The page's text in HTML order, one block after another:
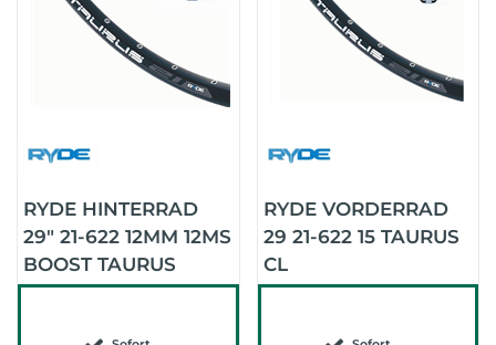
RYDE HINTERRAD
29" 21-622 12MM 12MS
BOOST TAURUS
RYDE VORDERRAD
29 21-622 15 TAURUS
CL
(SCHWARZ/SCHWARZ/